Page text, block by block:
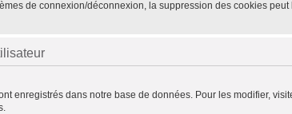
de connexion/déconnexion, la suppression des cookies peut
enregistrés dans notre base de données. Pour les modifier,